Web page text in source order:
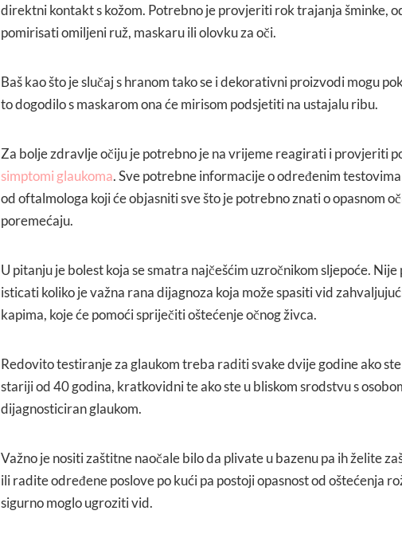
direktni kontakt s kožom. Potrebno je provjeriti rok trajanja šminke,
pomirisati omiljeni ruž, maskaru ili olovku za oči.
Baš kao što je slučaj s hranom tako se i dekorativni proizvodi mogu
to dogodilo s maskarom ona će mirisom podsjetiti na ustajalu ribu.
Za bolje zdravlje očiju je potrebno je na vrijeme reagirati i provjeriti
simptomi glaukoma. Sve potrebne informacije o određenim
od oftalmologa koji će objasniti sve što je potrebno znati o opasnom
poremećaju.
U pitanju je bolest koja se smatra najčešćim uzročnikom sljepoće.
isticati koliko je važna rana dijagnoza koja može spasiti vid
kapima, koje će pomoći spriječiti oštećenje očnog živca.
Redovito testiranje za glaukom treba raditi svake dvije godine ako
stariji od 40 godina, kratkovidni te ako ste u bliskom srodstvu s
dijagnosticiran glaukom.
Važno je nositi zaštitne naočale bilo da plivate u bazenu pa ih želite
ili radite određene poslove po kući pa postoji opasnost od oštećenja
sigurno moglo ugroziti vid.